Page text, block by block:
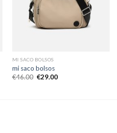
MI SACO BOLSOS
mi saco bolsos
€46.00 €29.00